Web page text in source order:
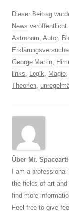
Dieser Beitrag
News
Astronom, Autor,
George Martin,
links, Logik, Magie,
Theorien,
Über Mr.
I am a
the fields of art and
find more
Feel free to give